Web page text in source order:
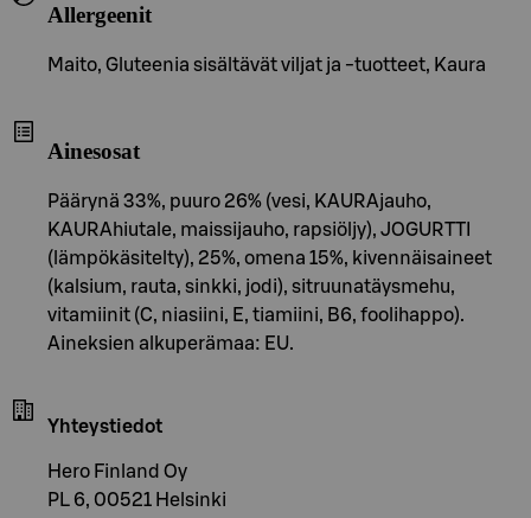
Allergeenit
Maito, Gluteenia sisältävät viljat ja -tuotteet, Kaura
Ainesosat
Päärynä 33%, puuro 26% (vesi, KAURAjauho,
KAURAhiutale, maissijauho, rapsiöljy), JOGURTTI
(lämpökäsitelty), 25%, omena 15%, kivennäisaineet
(kalsium, rauta, sinkki, jodi), sitruunatäysmehu,
vitamiinit (C, niasiini, E, tiamiini, B6, foolihappo).
Aineksien alkuperämaa: EU.
Yhteystiedot
Hero Finland Oy
PL 6, 00521 Helsinki